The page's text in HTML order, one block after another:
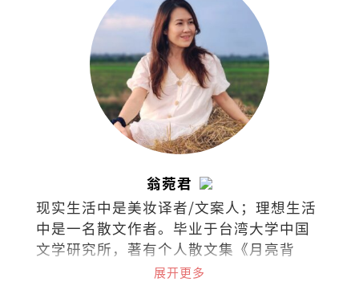
翁菀君
现实生活中是美妆译者/文案人；理想生活
中是一名散文作者。毕业于台湾大学中国
文学研究所，著有个人散文集《月亮背
面》和《文字烧》。喜欢跑步、放空、撸
展开更多